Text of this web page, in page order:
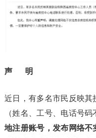
声 明
近日，有多名市民反映其
（姓名、工号、电话号
地注册账号，发布网络